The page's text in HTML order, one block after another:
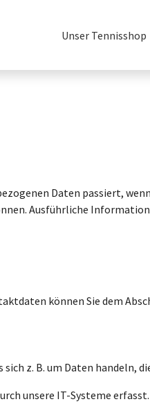
Unser Tennisshop
Daten passiert,
Ausführliche
können Sie dem
z. B. um Daten handeln,
unsere IT-Systeme